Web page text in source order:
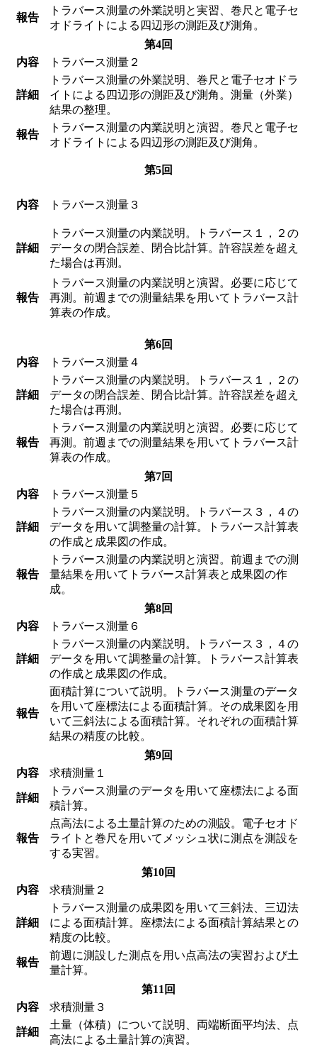
報告
トラバース測量の外業説明と実習、巻尺と電子セ
オドライトによる四辺形の測距及び測角。
第4回
内容
トラバース測量２
詳細
トラバース測量の外業説明、巻尺と電子セオドラ
イトによる四辺形の測距及び測角。測量（外業）
結果の整理。
報告
トラバース測量の内業説明と演習。巻尺と電子セ
オドライトによる四辺形の測距及び測角。
第5回
内容 トラバース測量３
詳細
トラバース測量の内業説明。トラバース１，２の
データの閉合誤差、閉合比計算。許容誤差を超え
た場合は再測。
報告
トラバース測量の内業説明と演習。必要に応じて
再測。前週までの測量結果を用いてトラバース計
算表の作成。
第6回
内容
トラバース測量４
詳細
トラバース測量の内業説明。トラバース１，２の
データの閉合誤差、閉合比計算。許容誤差を超え
た場合は再測。
報告
トラバース測量の内業説明と演習。必要に応じて
再測。前週までの測量結果を用いてトラバース計
算表の作成。
第7回
内容
トラバース測量５
詳細
トラバース測量の内業説明。トラバース３，４の
データを用いて調整量の計算。トラバース計算表
の作成と成果図の作成。
報告
トラバース測量の内業説明と演習。前週までの測
量結果を用いてトラバース計算表と成果図の作
成。
第8回
内容
トラバース測量６
詳細
トラバース測量の内業説明。トラバース３，４の
データを用いて調整量の計算。トラバース計算表
の作成と成果図の作成。
報告
面積計算について説明。トラバース測量のデータ
を用いて座標法による面積計算。その成果図を用
いて三斜法による面積計算。それぞれの面積計算
結果の精度の比較。
第9回
内容
求積測量１
詳細
トラバース測量のデータを用いて座標法による面
積計算。
報告
点高法による土量計算のための測設。電子セオド
ライトと巻尺を用いてメッシュ状に測点を測設を
する実習。
第10回
内容
求積測量２
詳細
トラバース測量の成果図を用いて三斜法、三辺法
による面積計算。座標法による面積計算結果との
精度の比較。
報告
前週に測設した測点を用い点高法の実習および土
量計算。
第11回
内容
求積測量３
詳細
土量（体積）について説明、両端断面平均法、点
高法による土量計算の演習。